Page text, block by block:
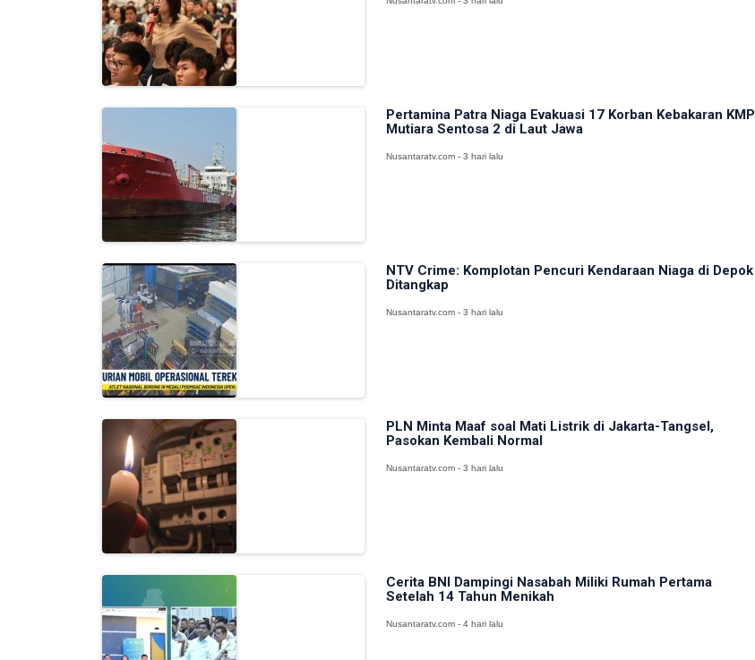
Pertamina Patra Niaga Evakuasi 17 Korban Kebakaran KMP
Mutiara Sentosa 2 di Laut Jawa
Nusantaratv.com - 3 hari lalu
NTV Crime: Komplotan Pencuri Kendaraan Niaga di Depok
Ditangkap
Nusantaratv.com - 3 hari lalu
PLN Minta Maaf soal Mati Listrik di Jakarta-Tangsel,
Pasokan Kembali Normal
Nusantaratv.com - 3 hari lalu
Cerita BNI Dampingi Nasabah Miliki Rumah Pertama
Setelah 14 Tahun Menikah
Nusantaratv.com - 4 hari lalu